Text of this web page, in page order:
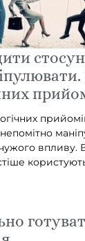
впливу.